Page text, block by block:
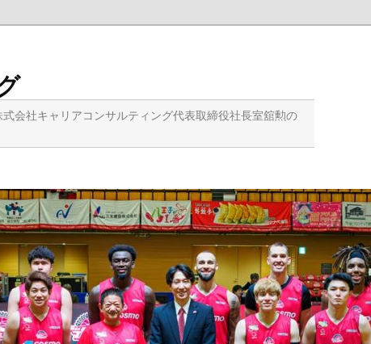
会社キャリアコンサルティング代表取締役社長室舘勲の